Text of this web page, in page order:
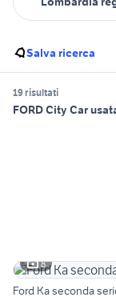
Salva ricerca
19 risultati
FORD City Car
8
Ford Ka seconda